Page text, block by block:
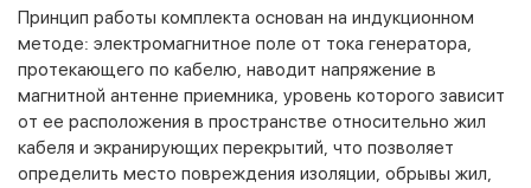
Принцип работы комплекта основан на индукционном
методе: электромагнитное поле от тока генератора,
протекающего по кабелю, наводит напряжение в
магнитной антенне приемника, уровень которого зависит
от ее расположения в пространстве относительно жил
кабеля и экранирующих перекрытий, что позволяет
определить место повреждения изоляции, обрывы жил,